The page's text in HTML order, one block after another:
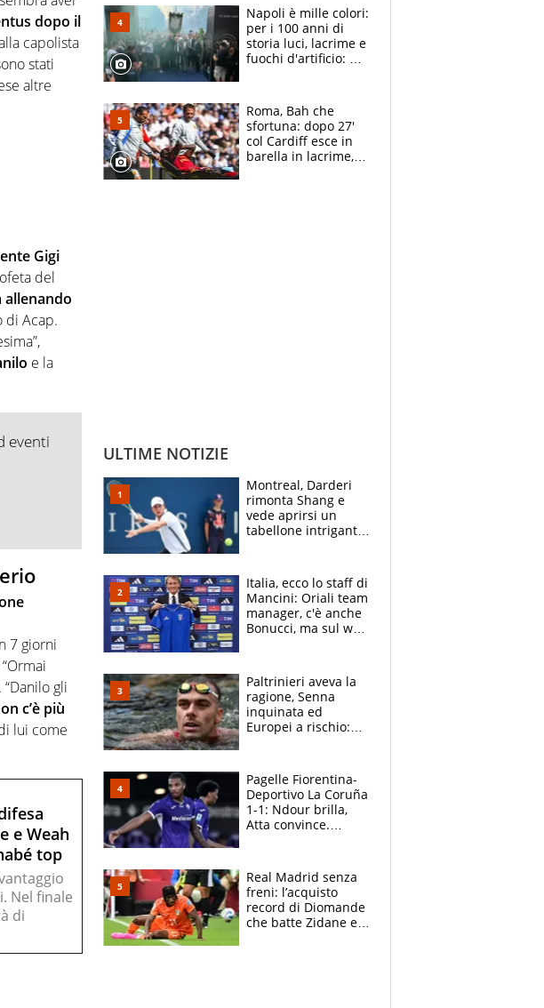
dopo il
capolista
stati
altre
Gigi
del
allenando
di Acap.
e la
eventi
7 giorni
gli
c’è più
lui come
e Weah
top
Nel finale
di
bigliettini
Napoli è mille colori:
per i 100 anni di
storia luci, lacrime e
fuochi d'artificio: De
Roma, Bah che
sfortuna: dopo 27'
col Cardiff esce in
barella in lacrime,
ULTIME NOTIZIE
Montreal, Darderi
rimonta Shang e
vede aprirsi un
tabellone intrigante:
felice del mio livello"
Italia, ecco lo staff di
Mancini: Oriali team
manager, c'è anche
Bonucci, ma sul web
Paltrinieri aveva la
ragione, Senna
inquinata ed
Europei a rischio:
adesso
Pagelle Fiorentina-
Deportivo La Coruña
1-1: Ndour brilla,
Atta convince.
Real Madrid senza
freni: l’acquisto
record di Diomande
che batte Zidane e